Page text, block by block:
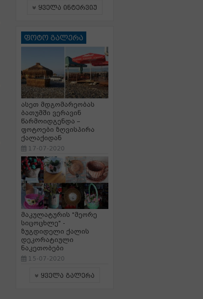
ყველა ინტერვიუ
ფოტო გალერა
ასეთ მდგომარეობას
ბათუმში ვერავინ
წარმოიდგენდა –
ფოტოები ზღვისპირა
ქალაქიდან
17-07-2020
მაკულატურის "მეორე
სიცოცხლე" -
ზუგდიდელი ქალის
დეკორატიული
ნაკეთობები
15-07-2020
ყველა გალერა